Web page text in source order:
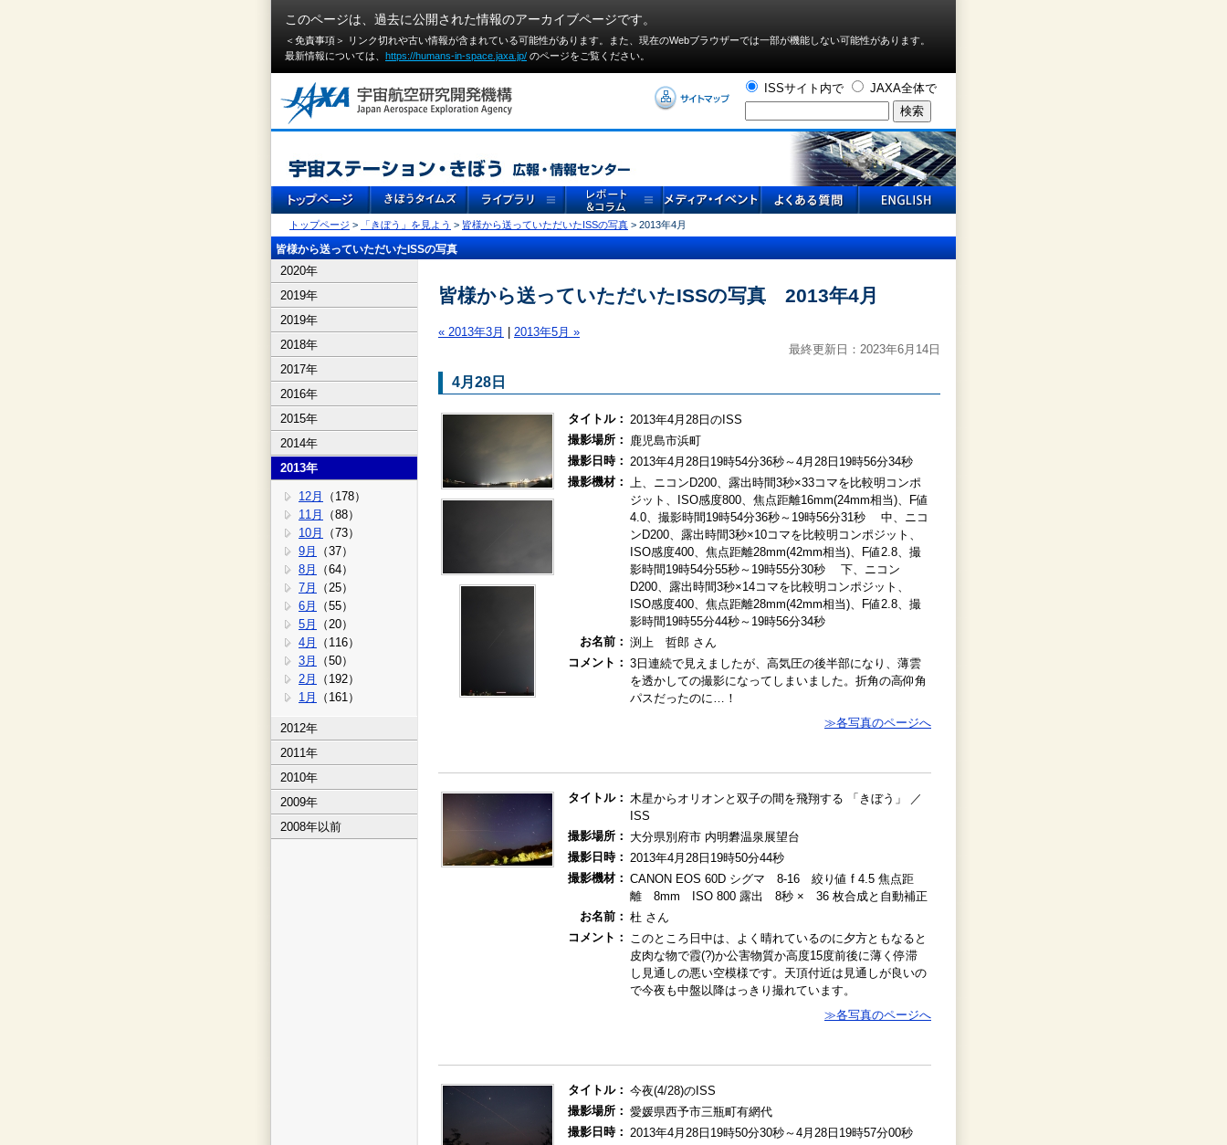
このページは、過去に公開された情報のアーカイブページです。
＜免責事項＞ リンク切れや古い情報が含まれている可能性があります。また、現在のWebブラウザーでは⼀部が機能しない可能性があります。
最新情報については、 https://humans-in-space.jaxa.jp/ のページをご覧ください。
ISSサイト内で JAXA全体で
トップページ > 「きぼう」を見よう > 皆様から送っていただいたISSの写真 > 2013年4月
皆様から送っていただいたISSの写真
2020年
2019年
2019年
2018年
2017年
2016年
2015年
2014年
2013年
12月
（178）
11月
（88）
10月
（73）
9月
（37）
8月
（64）
7月
（25）
6月
（55）
5月
（20）
4月
（116）
3月
（50）
2月
（192）
1月
（161）
2012年
2011年
2010年
2009年
2008年以前
皆様から送っていただいたISSの写真 2013年4月
« 2013年3月
2013年5月 »
最終更新日：2023年6月14日
4月28日
タイトル： 2013年4月28日のISS
撮影場所： 鹿児島市浜町
撮影日時： 2013年4月28日19時54分36秒～4月28日19時56分34秒
撮影機材： 上、ニコンD200、露出時間3秒×33コマを比較明コンポ
ジット、ISO感度800、焦点距離16mm(24mm相当)、F値
4.0、撮影時間19時54分36秒～19時56分31秒 中、ニコ
ンD200、露出時間3秒×10コマを比較明コンポジット、
ISO感度400、焦点距離28mm(42mm相当)、F値2.8、撮
影時間19時54分55秒～19時55分30秒 下、ニコン
D200、露出時間3秒×14コマを比較明コンポジット、
ISO感度400、焦点距離28mm(42mm相当)、F値2.8、撮
影時間19時55分44秒～19時56分34秒
お名前： 渕上 哲郎 さん
コメント： 3日連続で見えましたが、高気圧の後半部になり、薄雲
を透かしての撮影になってしまいました。折角の高仰角
パスだったのに…！
≫各写真のページへ
タイトル： 木星からオリオンと双子の間を飛翔する 「きぼう」 ／
ISS
撮影場所： 大分県別府市 内明礬温泉展望台
撮影日時： 2013年4月28日19時50分44秒
撮影機材： CANON EOS 60D シグマ 8-16 絞り値 f 4.5 焦点距
離 8mm ISO 800 露出 8秒 × 36 枚合成と自動補正
お名前： 杜 さん
コメント： このところ日中は、よく晴れているのに夕方ともなると
皮肉な物で霞(?)か公害物質か高度15度前後に薄く停滞
し見通しの悪い空模様です。天頂付近は見通しが良いの
で今夜も中盤以降はっきり撮れています。
≫各写真のページへ
タイトル： 今夜(4/28)のISS
撮影場所： 愛媛県西予市三瓶町有網代
撮影日時： 2013年4月28日19時50分30秒～4月28日19時57分00秒